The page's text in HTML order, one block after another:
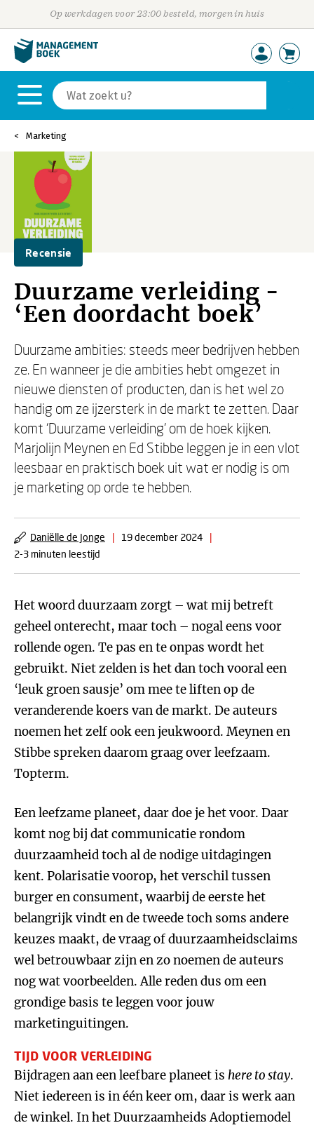
Op werkdagen voor 23:00 besteld, morgen in huis
Marketing
Recensie
Duurzame verleiding -
‘Een doordacht boek’
Duurzame ambities: steeds meer bedrijven hebben
ze. En wanneer je die ambities hebt omgezet in
nieuwe diensten of producten, dan is het wel zo
handig om ze ijzersterk in de markt te zetten. Daar
komt ‘Duurzame verleiding’ om de hoek kijken.
Marjolijn Meynen en Ed Stibbe leggen je in een vlot
leesbaar en praktisch boek uit wat er nodig is om
je marketing op orde te hebben.
Daniëlle de Jonge | 19 december 2024
|
2-3 minuten leestijd
Het woord duurzaam zorgt – wat mij betreft
geheel onterecht, maar toch – nogal eens voor
rollende ogen. Te pas en te onpas wordt het
gebruikt. Niet zelden is het dan toch vooral een
‘leuk groen sausje’ om mee te liften op de
veranderende koers van de markt. De auteurs
noemen het zelf ook een jeukwoord. Meynen en
Stibbe spreken daarom graag over leefzaam.
Topterm.
Een leefzame planeet, daar doe je het voor. Daar
komt nog bij dat communicatie rondom
duurzaamheid toch al de nodige uitdagingen
kent. Polarisatie voorop, het verschil tussen
burger en consument, waarbij de eerste het
belangrijk vindt en de tweede toch soms andere
keuzes maakt, de vraag of duurzaamheidsclaims
wel betrouwbaar zijn en zo noemen de auteurs
nog wat voorbeelden. Alle reden dus om een
grondige basis te leggen voor jouw
marketinguitingen.
TIJD VOOR VERLEIDING
Bijdragen aan een leefbare planeet is here to stay.
Niet iedereen is in één keer om, daar is werk aan
de winkel. In het Duurzaamheids Adoptiemodel